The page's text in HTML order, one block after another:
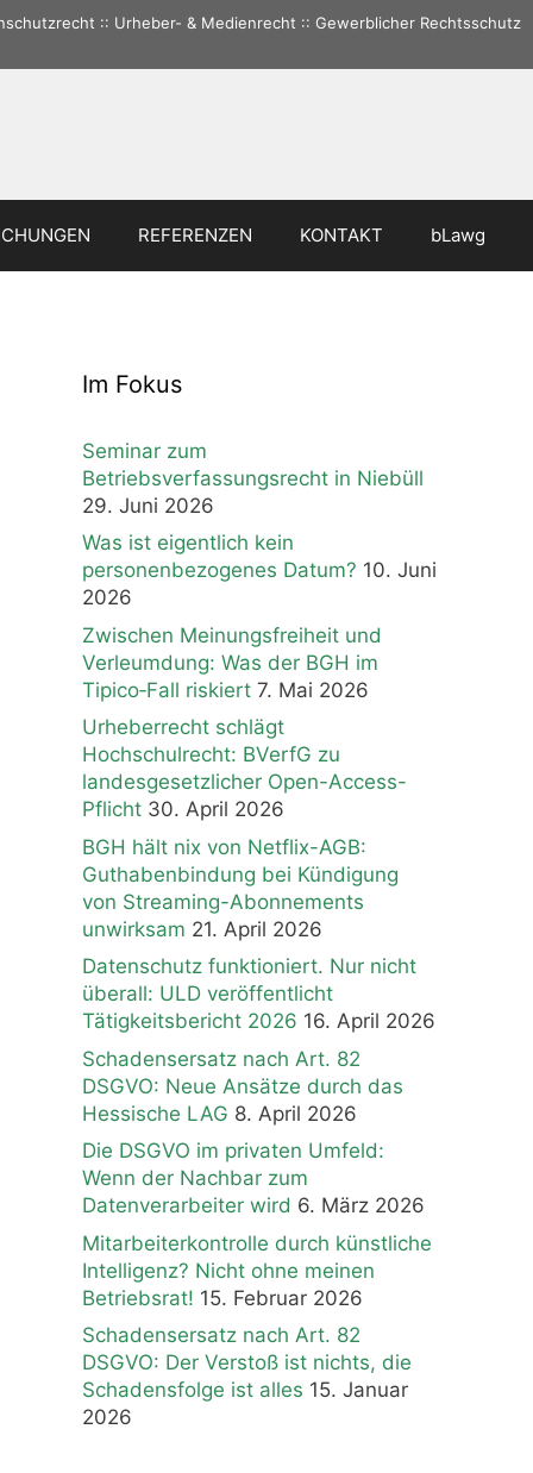
:: Urheber- & Medienrecht :: Gewerblicher Rechtsschutz
REFERENZEN KONTAKT bLawg
Im Fokus
Seminar zum
Betriebsverfassungsrecht in Niebüll
29. Juni 2026
Was ist eigentlich kein
personenbezogenes Datum? 10. Juni
2026
Zwischen Meinungsfreiheit und
Verleumdung: Was der BGH im
Tipico‑Fall riskiert 7. Mai 2026
Urheberrecht schlägt
Hochschulrecht: BVerfG zu
landesgesetzlicher Open-Access-
Pflicht 30. April 2026
BGH hält nix von Netflix-AGB:
Guthabenbindung bei Kündigung
von Streaming-Abonnements
unwirksam 21. April 2026
Datenschutz funktioniert. Nur nicht
überall: ULD veröffentlicht
Tätigkeitsbericht 2026 16. April 2026
Schadensersatz nach Art. 82
DSGVO: Neue Ansätze durch das
Hessische LAG 8. April 2026
Die DSGVO im privaten Umfeld:
Wenn der Nachbar zum
Datenverarbeiter wird 6. März 2026
Mitarbeiterkontrolle durch künstliche
Intelligenz? Nicht ohne meinen
Betriebsrat! 15. Februar 2026
Schadensersatz nach Art. 82
DSGVO: Der Verstoß ist nichts, die
Schadensfolge ist alles 15. Januar
2026